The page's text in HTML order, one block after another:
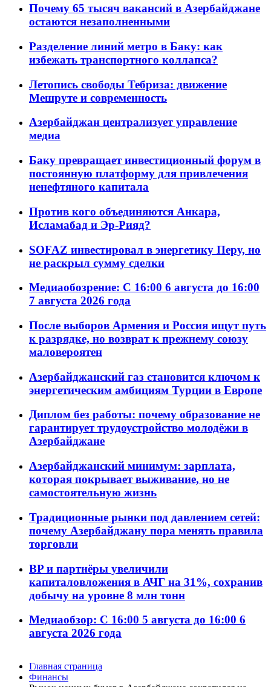
Почему 65 тысяч вакансий в Азербайджане
остаются незаполненными
Разделение линий метро в Баку: как
избежать транспортного коллапса?
Летопись свободы Тебриза: движение
Мешруте и современность
Азербайджан централизует управление
медиа
Баку превращает инвестиционный форум в
постоянную платформу для привлечения
ненефтяного капитала
Против кого объединяются Анкара,
Исламабад и Эр-Рияд?
SOFAZ инвестировал в энергетику Перу, но
не раскрыл сумму сделки
Медиаобозрение: С 16:00 6 августа до 16:00
7 августа 2026 года
После выборов Армения и Россия ищут путь
к разрядке, но возврат к прежнему союзу
маловероятен
Азербайджанский газ становится ключом к
энергетическим амбициям Турции в Европе
Диплом без работы: почему образование не
гарантирует трудоустройство молодёжи в
Азербайджане
Азербайджанский минимум: зарплата,
которая покрывает выживание, но не
самостоятельную жизнь
Традиционные рынки под давлением сетей:
почему Азербайджану пора менять правила
торговли
BP и партнёры увеличили
капиталовложения в АЧГ на 31%, сохранив
добычу на уровне 8 млн тонн
Медиаобзор: С 16:00 5 августа до 16:00 6
августа 2026 года
Главная страница
Финансы